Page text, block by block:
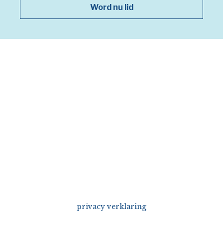
Word nu lid
privacy verklaring